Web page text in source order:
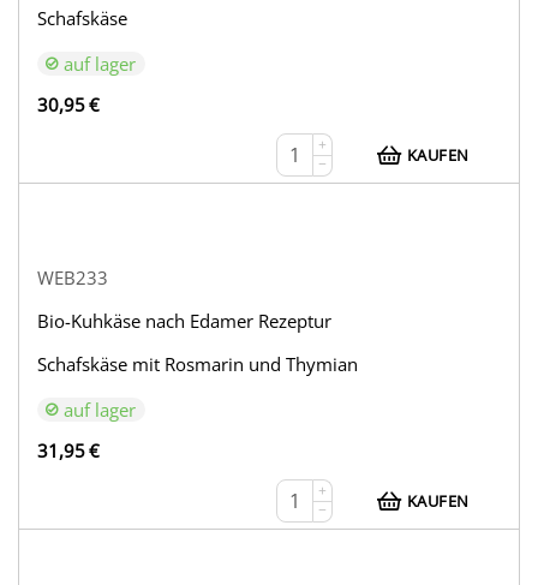
Schafskäse
auf lager
30,95€
+
−
KAUFEN
WEB233
Bio-Kuhkäse nach Edamer Rezeptur
Schafskäse mit Rosmarin und Thymian
auf lager
31,95€
+
−
KAUFEN